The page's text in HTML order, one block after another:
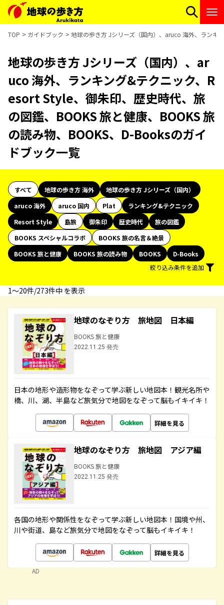
TOP ガイドブック 地球の歩き方 Jシリーズ（国内）、aruco 海外、ランキ
地球の歩き方 Jシリーズ（国内）、ar
uco 海外、ランキング&テクニック、R
esort Style、御朱印、歴史時代、旅
の図鑑、BOOKS 旅と健康、BOOKS 旅
の読み物、BOOKS、D-Booksのガイ
ドブック一覧
すべて 地球の歩き方 海外
地球の歩き方 Jシリーズ（国内）
aruco 海外
aruco 国内 Plat
ランキング&テクニック
Resort Style
島旅 御朱印 歴史時代
旅の図鑑
BOOKS スペシャルコラボ
BOOKS 旅の名言＆絶景
BOOKS 旅と健康
BOOKS 旅の読み物 BOOKS
D-Books
絞り込み条件を追加
1〜20件/273件中 を表示
地球のなぞり方 旅地図 日本編
BOOKS 旅と健康
2022.11.25 発売
日本の地形や造形物をなぞって学ぶ新しい地図本！観光名所や
橋、川、湖、半島など旅気分で地図をなぞって脳もイキイキ！
詳細を見る
地球のなぞり方 旅地図 アジア編
BOOKS 旅と健康
2022.11.25 発売
各国の地形や関係性をなぞって学ぶ新しい地図本！国境や州、
川や街道、島など旅気分で地図をなぞって脳もイキイキ！
詳細を見る
AD